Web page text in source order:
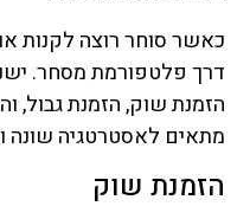
כאשר סוחר רוצה לקנות
דרך פלטפורמת מסחר.
הזמנת שוק, הזמנת גבול,
מתאים לאסטרטגיה שונה
הזמנת שוק